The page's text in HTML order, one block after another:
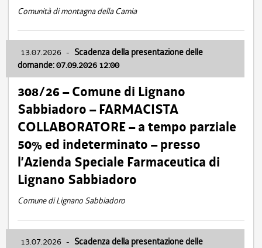
Comunità di montagna della Carnia
13.07.2026 - Scadenza della presentazione delle
domande: 07.09.2026 12:00
308/26 – Comune di Lignano
Sabbiadoro – FARMACISTA
COLLABORATORE – a tempo parziale
50% ed indeterminato – presso
l’Azienda Speciale Farmaceutica di
Lignano Sabbiadoro
Comune di Lignano Sabbiadoro
13.07.2026 - Scadenza della presentazione delle